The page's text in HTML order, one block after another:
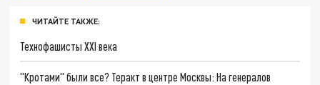
ЧИТАЙТЕ ТАКЖЕ:
Технофашисты XXI века
"Кротами" были все? Теракт в центре Москвы: На генералов